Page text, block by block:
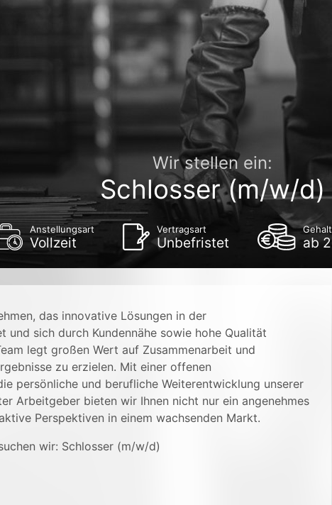
Wir stellen ein:
Schlosser (m/w/d)
Anstellungsart
Vollzeit
Vertragsart
Unbefristet
Gehalt
ab
das innovative Lösungen in der
und sich durch Kundennähe sowie hohe Qualität
legt großen Wert auf Zusammenarbeit und
zu erzielen. Mit einer offenen
persönliche und berufliche Weiterentwicklung unserer
Arbeitgeber bieten wir Ihnen nicht nur ein angenehmes
Perspektiven in einem wachsenden Markt.
wir: Schlosser (m/w/d)